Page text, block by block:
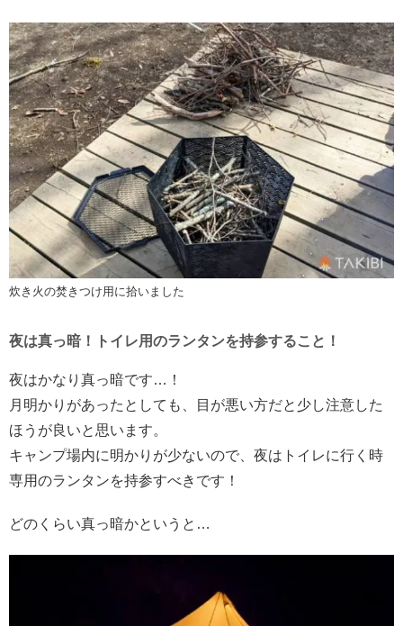
炊き火の焚きつけ用に拾いました
夜は真っ暗！トイレ用のランタンを持参すること！
夜はかなり真っ暗です…！
月明かりがあったとしても、目が悪い方だと少し注意した
ほうが良いと思います。
キャンプ場内に明かりが少ないので、夜はトイレに行く時
専用のランタンを持参すべきです！
どのくらい真っ暗かというと…